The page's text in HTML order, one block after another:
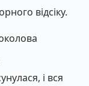
відсіку.
і вся